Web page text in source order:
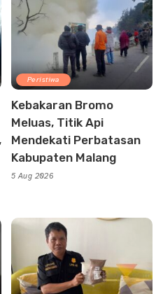
Peristiwa
Kebakaran Bromo
Meluas, Titik Api
Mendekati Perbatasan
Kabupaten Malang
5 Aug 2026